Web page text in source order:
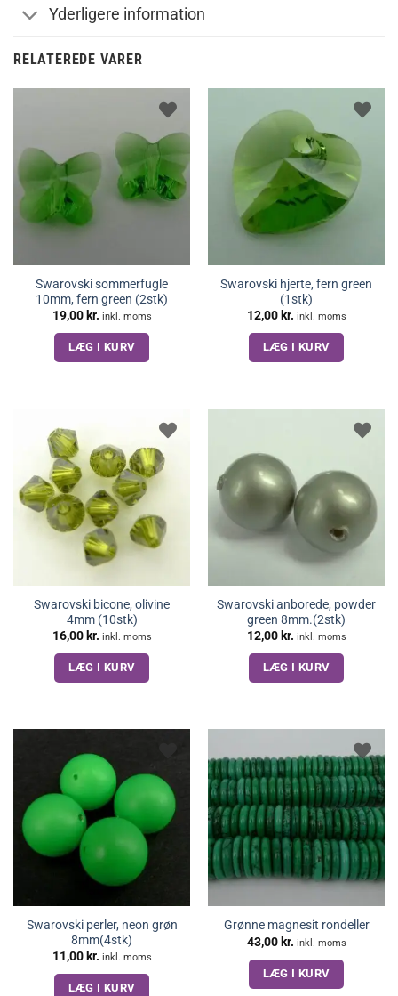
Yderligere information
RELATEREDE VARER
Swarovski sommerfugle
10mm, fern green (2stk)
19,00 kr. inkl. moms
LÆG I KURV
Swarovski hjerte, fern green
(1stk)
12,00 kr. inkl. moms
LÆG I KURV
Swarovski bicone, olivine
4mm (10stk)
16,00 kr. inkl. moms
LÆG I KURV
Swarovski anborede, powder
green 8mm.(2stk)
12,00 kr. inkl. moms
LÆG I KURV
Swarovski perler, neon grøn
8mm(4stk)
11,00 kr. inkl. moms
LÆG I KURV
Grønne magnesit rondeller
43,00kr. inkl. moms
LÆG I KURV